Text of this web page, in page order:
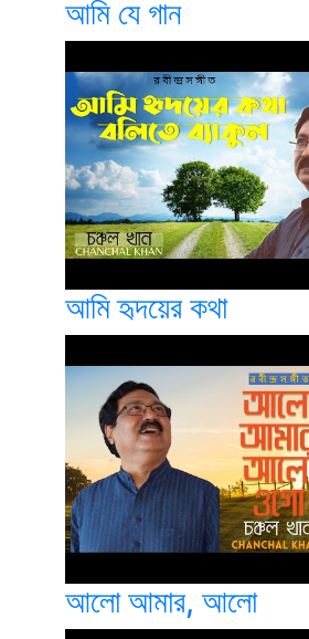
আমি যে গান
আমি হৃদয়ের কথা
আলো আমার, আলো